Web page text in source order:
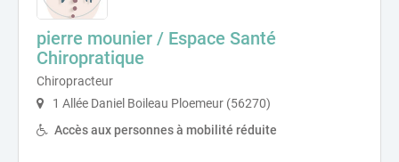
pierre mounier / Espace Santé
Chiropratique
Chiropracteur
1 Allée Daniel Boileau Ploemeur (56270)
Accès aux personnes à mobilité réduite